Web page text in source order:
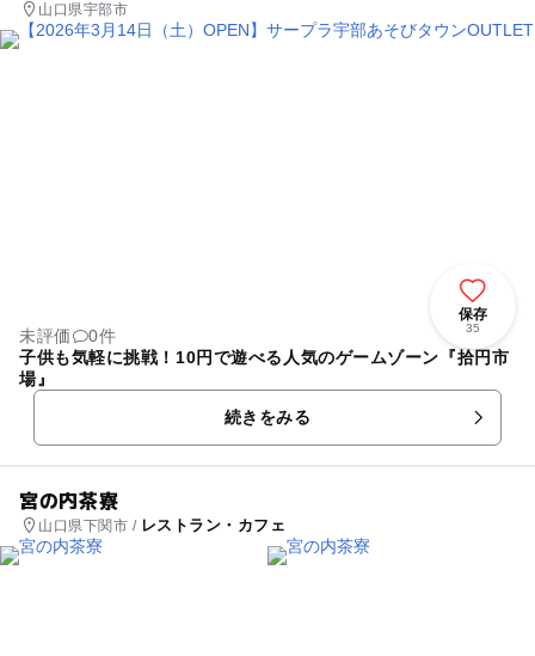
山口県宇部市
保存
35
未評価
0件
子供も気軽に挑戦！10円で遊べる人気のゲームゾーン『拾円市
場』
続きをみる
宮の内茶寮
山口県下関市 / レストラン・カフェ